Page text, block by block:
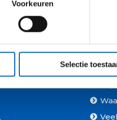
Voorkeuren
Selectie
Zo